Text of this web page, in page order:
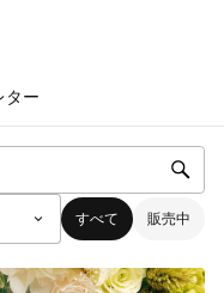
ター
すべて 販売中